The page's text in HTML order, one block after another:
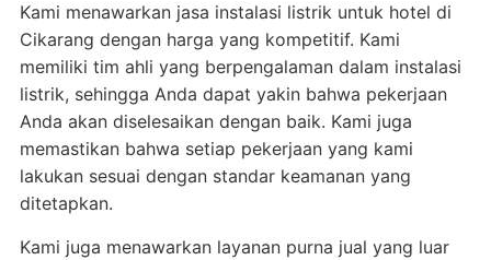
Kami menawarkan jasa instalasi listrik untuk hotel di
Cikarang dengan harga yang kompetitif. Kami
memiliki tim ahli yang berpengalaman dalam instalasi
listrik, sehingga Anda dapat yakin bahwa pekerjaan
Anda akan diselesaikan dengan baik. Kami juga
memastikan bahwa setiap pekerjaan yang kami
lakukan sesuai dengan standar keamanan yang
ditetapkan.
Kami juga menawarkan layanan purna jual yang luar